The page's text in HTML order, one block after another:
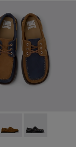
piele alb-negru
K101013-006 -
Twins - K101013-
Twins -